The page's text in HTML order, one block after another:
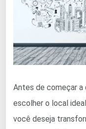
Antes de começar a
escolher o local
você deseja